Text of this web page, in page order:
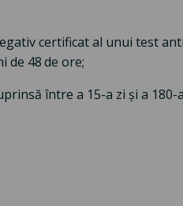
certificat al unui test
de 48 de ore;
între a 15-a zi și a